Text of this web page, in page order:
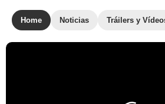
Home Noticias Tráilers y